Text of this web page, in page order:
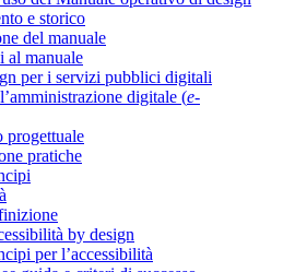
e storico
del manuale
al manuale
per i servizi pubblici digitali
digitale (e-
progettuale
pratiche
by design
per l’accessibilità